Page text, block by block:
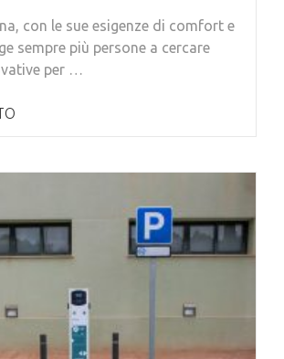
con le sue esigenze di comfort e
sempre più persone a cercare
per …